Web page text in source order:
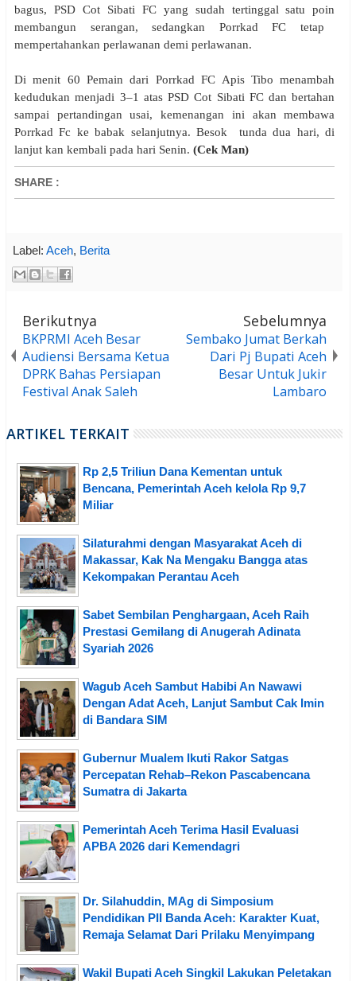
bagus, PSD Cot Sibati FC yang sudah tertinggal satu poin
membangun serangan, sedangkan Porrkad FC tetap
mempertahankan perlawanan demi perlawanan.
Di menit 60 Pemain dari Porrkad FC Apis Tibo menambah
kedudukan menjadi 3–1 atas PSD Cot Sibati FC danbertahan
sampai pertandingan usai, kemenangan ini akan membawa
Porrkad Fc ke babak selanjutnya.Besok tunda dua hari, di
lanjut kan kembali pada hari Senin. (Cek Man)
SHARE :
Label: Aceh, Berita
Berikutnya
BKPRMI Aceh Besar
Audiensi Bersama Ketua
DPRK Bahas Persiapan
Festival Anak Saleh
Sebelumnya
Sembako Jumat Berkah
Dari Pj Bupati Aceh
Besar Untuk Jukir
Lambaro
ARTIKEL TERKAIT
Rp 2,5 Triliun Dana Kementan untuk
Bencana, Pemerintah Aceh kelola Rp 9,7
Miliar
Silaturahmi dengan Masyarakat Aceh di
Makassar, Kak Na Mengaku Bangga atas
Kekompakan Perantau Aceh
Sabet Sembilan Penghargaan, Aceh Raih
Prestasi Gemilang di Anugerah Adinata
Syariah 2026
Wagub Aceh Sambut Habibi An Nawawi
Dengan Adat Aceh, Lanjut Sambut Cak Imin
di Bandara SIM
Gubernur Mualem Ikuti Rakor Satgas
Percepatan Rehab–Rekon Pascabencana
Sumatra di Jakarta
Pemerintah Aceh Terima Hasil Evaluasi
APBA 2026 dari Kemendagri
Dr. Silahuddin, MAg di Simposium
Pendidikan PII Banda Aceh: Karakter Kuat,
Remaja Selamat Dari Prilaku Menyimpang
Wakil Bupati Aceh Singkil Lakukan Peletakan